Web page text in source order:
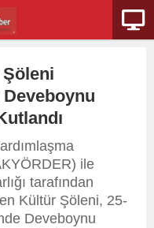
ile
tarafından
Kültür Şöleni, 25-
Deveboynu